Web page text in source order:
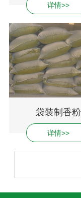
详情>>
袋装制香粉
详情>>